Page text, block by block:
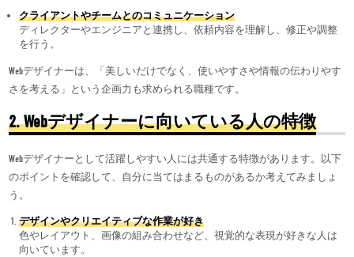
クライアントやチームとのコミュニケーション
ディレクターやエンジニアと連携し、依頼内容を理解し、修正や調整
を行う。
Webデザイナーは、「美しいだけでなく、使いやすさや情報の伝わりやす
さを考える」という企画力も求められる職種です。
2. Webデザイナーに向いている人の特徴
Webデザイナーとして活躍しやすい人には共通する特徴があります。以下
のポイントを確認して、自分に当てはまるものがあるか考えてみましょ
う。
デザインやクリエイティブな作業が好き
色やレイアウト、画像の組み合わせなど、視覚的な表現が好きな人は
向いています。